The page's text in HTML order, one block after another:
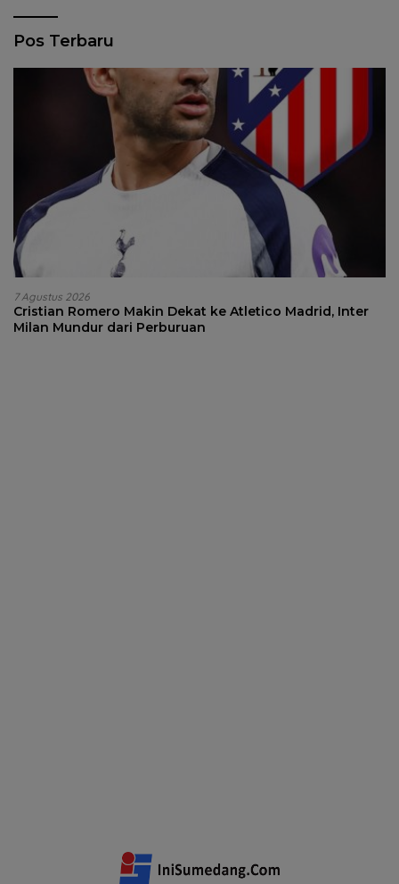
Pos Terbaru
7 Agustus 2026
Cristian Romero Makin Dekat ke Atletico Madrid, Inter
Milan Mundur dari Perburuan